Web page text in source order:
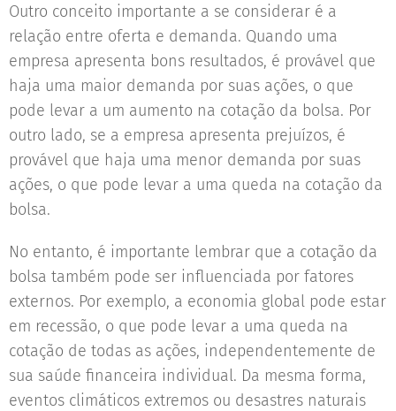
Outro conceito importante a se considerar é a
relação entre oferta e demanda. Quando uma
empresa apresenta bons resultados, é provável que
haja uma maior demanda por suas ações, o que
pode levar a um aumento na cotação da bolsa. Por
outro lado, se a empresa apresenta prejuízos, é
provável que haja uma menor demanda por suas
ações, o que pode levar a uma queda na cotação da
bolsa.
No entanto, é importante lembrar que a cotação da
bolsa também pode ser influenciada por fatores
externos. Por exemplo, a economia global pode estar
em recessão, o que pode levar a uma queda na
cotação de todas as ações, independentemente de
sua saúde financeira individual. Da mesma forma,
eventos climáticos extremos ou desastres naturais